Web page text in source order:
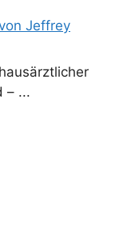
Jeffrey
– ...